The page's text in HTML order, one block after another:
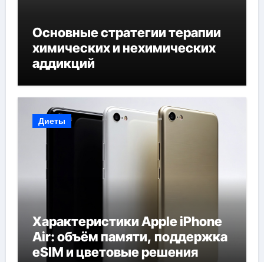
Основные стратегии терапии
химических и нехимических
аддикций
Диеты
Характеристики Apple iPhone
Air: объём памяти, поддержка
eSIM и цветовые решения